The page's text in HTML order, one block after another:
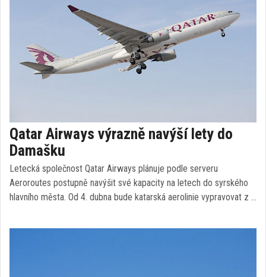
Qatar Airways výrazně navýší lety do
Damašku
Letecká společnost Qatar Airways plánuje podle serveru
Aeroroutes postupně navýšit své kapacity na letech do syrského
hlavního města. Od 4. dubna bude katarská aerolinie vypravovat z …